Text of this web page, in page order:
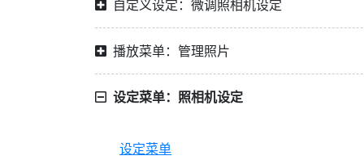
自定义设定：微调照相机设定
播放菜单：管理照片
设定菜单：照相机设定
设定菜单